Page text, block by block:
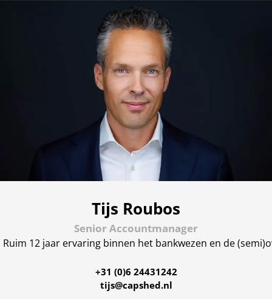
Tijs Roubos
Senior Accountmanager
Ruim 12 jaar ervaring binnen het bankwezen en de
+31 (0)6 24431242
tijs@capshed.nl